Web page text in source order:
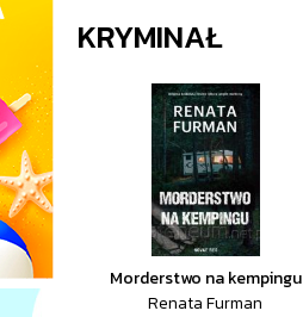
KRYMINAŁ
Morderstwo na kempingu
Renata Furman